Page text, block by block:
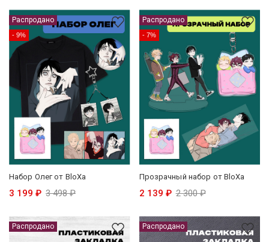
Распродано
- 9%
Набор Олег от BloXa
3 199 ₽ 3 498 ₽
Распродано
- 7%
Прозрачный набор от BloXa
2 139 ₽ 2 300 ₽
Распродано Распродано